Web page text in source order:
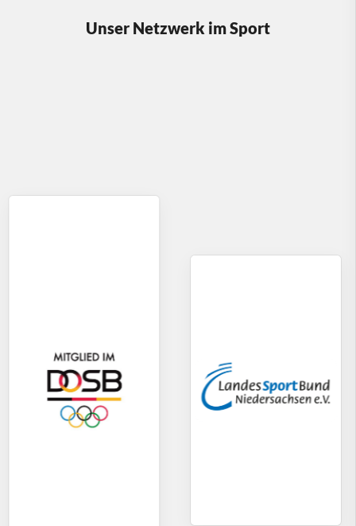
Unser Netzwerk im Sport